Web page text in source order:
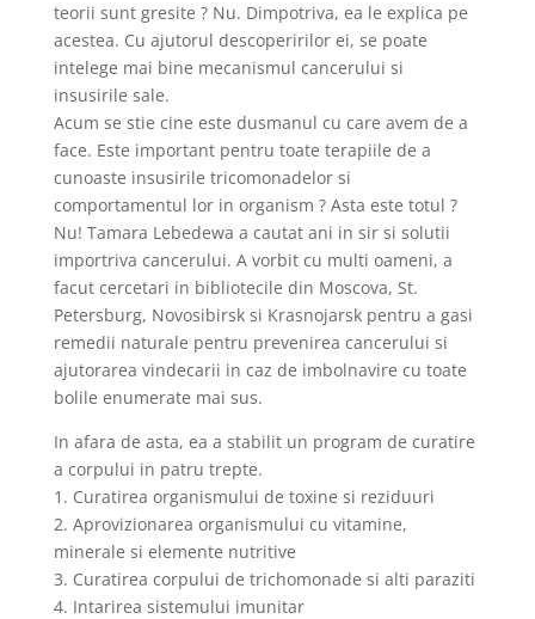
teorii sunt gresite ? Nu. Dimpotriva, ea le explica pe
acestea. Cu ajutorul descoperirilor ei, se poate
intelege mai bine mecanismul cancerului si
insusirile sale.
Acum se stie cine este dusmanul cu care avem de a
face. Este important pentru toate terapiile de a
cunoaste insusirile tricomonadelor si
comportamentul lor in organism ? Asta este totul ?
Nu! Tamara Lebedewa a cautat ani in sir si solutii
importriva cancerului. A vorbit cu multi oameni, a
facut cercetari in bibliotecile din Moscova, St.
Petersburg, Novosibirsk si Krasnojarsk pentru a gasi
remedii naturale pentru prevenirea cancerului si
ajutorarea vindecarii in caz de imbolnavire cu toate
bolile enumerate mai sus.
In afara de asta, ea a stabilit un program de curatire
a corpului in patru trepte.
1. Curatirea organismului de toxine si reziduuri
2. Aprovizionarea organismului cu vitamine,
minerale si elemente nutritive
3. Curatirea corpului de trichomonade si alti paraziti
4. Intarirea sistemului imunitar